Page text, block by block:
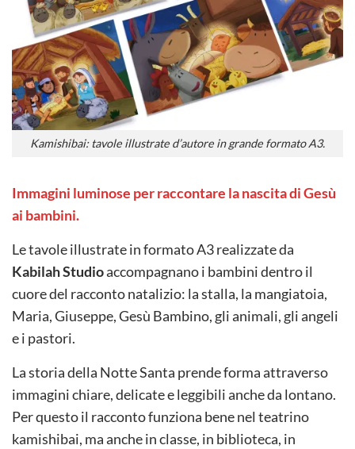
Kamishibai: tavole illustrate d’autore in grande formato A3.
Immagini luminose per raccontare la nascita di Gesù
ai bambini.
Le tavole illustrate in formato A3 realizzate da
Kabilah Studioaccompagnano i bambini dentro il
cuore del racconto natalizio: la stalla, la mangiatoia,
Maria, Giuseppe, Gesù Bambino, gli animali, gli angeli
e i pastori.
La storia della Notte Santa prende forma attraverso
immagini chiare, delicate e leggibili anche da lontano.
Per questo il racconto funziona bene nel teatrino
kamishibai, ma anche in classe, in biblioteca, in